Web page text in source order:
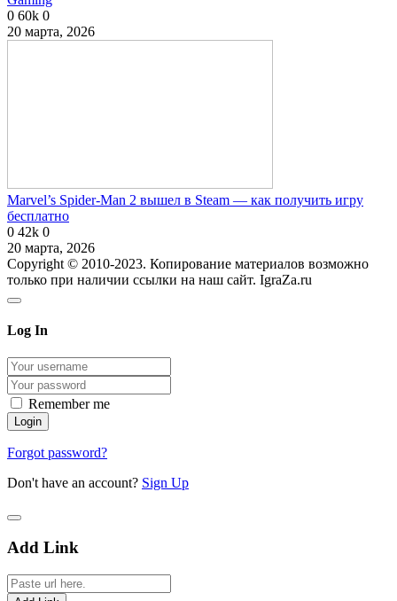
0 60k 0
20 марта, 2026
Marvel’s Spider-Man 2 вышел в Steam — как получить игру
бесплатно
0 42k 0
20 марта, 2026
Copyright © 2010-2023. Копирование материалов возможно
только при наличии ссылки на наш сайт. IgraZa.ru
Log In
Remember me
Forgot password?
Don't have an account? Sign Up
Add Link